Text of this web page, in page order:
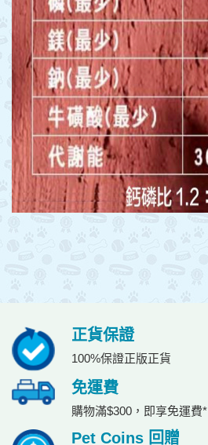
正貨保證
100%保證正版正貨
免運費
購物滿$300，即享免運費*
Pet Coins 回贈